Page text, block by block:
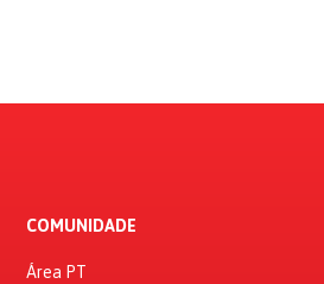
COMUNIDADE
Área PT